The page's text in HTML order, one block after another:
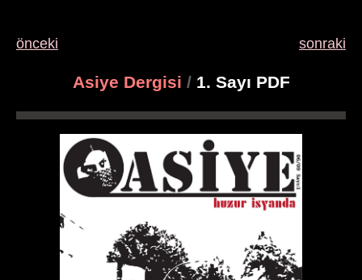
önceki sonraki
Asiye Dergisi /1. Sayı PDF